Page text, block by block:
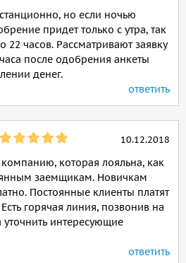
но если ночью
придет только с утра, так
22 часов. Рассматривают заявку
после одобрения анкеты
денег.
ответить
10.12.2018
которая лояльна, как
заемщикам. Новичкам
Постоянные клиенты платят
горячая линия, позвонив на
интересующие
ответить